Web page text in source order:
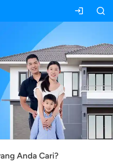
Anda Cari?